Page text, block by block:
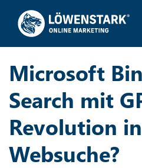
Microsoft
Search mit
Revolution
Websuche?